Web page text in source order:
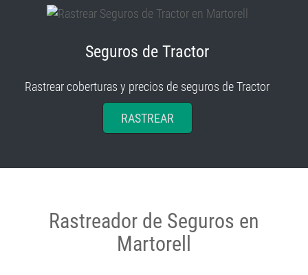
Seguros de Tractor
Rastrear coberturas y precios de seguros de Tractor
RASTREAR
Rastreador de Seguros en
Martorell